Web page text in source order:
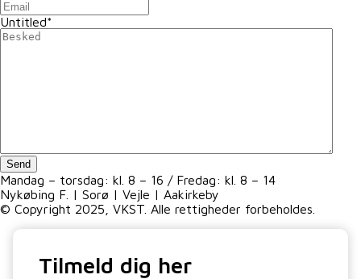
Untitled*
Send
Mandag – torsdag: kl. 8 – 16 / Fredag: kl. 8 – 14
Nykøbing F. | Sorø | Vejle | Aakirkeby
© Copyright 2025, VKST. Alle rettigheder forbeholdes.
Tilmeld dig her